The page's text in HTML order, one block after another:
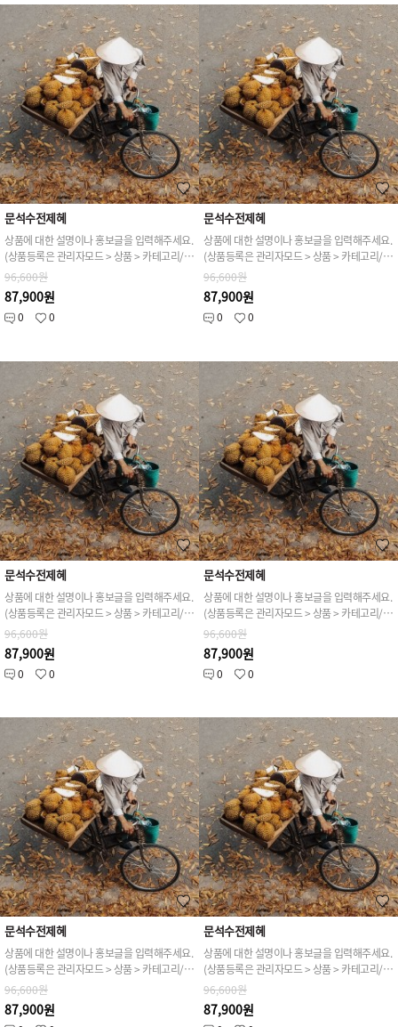
문석수전제혜
상품에 대한 설명이나 홍보글을 입력해주세요.
(상품등록은 관리자모드 > 상품 > 카테고리/상품관리 > 상품등록 가능)
96,600원
87,900원
0 0
문석수전제혜
상품에 대한 설명이나 홍보글을 입력해주세요.
(상품등록은 관리자모드 > 상품 > 카테고리/상품관리 > 상품등록 가능)
96,600원
87,900원
0 0
문석수전제혜
상품에 대한 설명이나 홍보글을 입력해주세요.
(상품등록은 관리자모드 > 상품 > 카테고리/상품관리 > 상품등록 가능)
96,600원
87,900원
0 0
문석수전제혜
상품에 대한 설명이나 홍보글을 입력해주세요.
(상품등록은 관리자모드 > 상품 > 카테고리/상품관리 > 상품등록 가능)
96,600원
87,900원
0 0
문석수전제혜
상품에 대한 설명이나 홍보글을 입력해주세요.
(상품등록은 관리자모드 > 상품 > 카테고리/상품관리 > 상품등록 가능)
96,600원
87,900원
문석수전제혜
상품에 대한 설명이나 홍보글을 입력해주세요.
(상품등록은 관리자모드 > 상품 > 카테고리/상품관리 > 상품등록 가능)
96,600원
87,900원